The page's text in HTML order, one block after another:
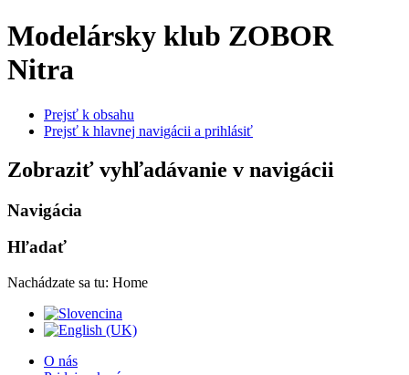
Modelársky klub ZOBOR
Nitra
Prejsť k obsahu
Prejsť k hlavnej navigácii a prihlásiť
Zobraziť vyhľadávanie v navigácii
Navigácia
Hľadať
Nachádzate sa tu: Home
O nás